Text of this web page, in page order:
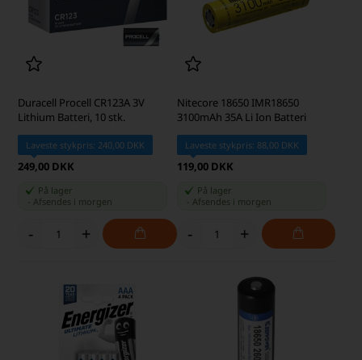
Duracell Procell CR123A 3V
Lithium Batteri, 10 stk.
Laveste stykpris: 240,00 DKK
249,00 DKK
På lager
-Afsendes i morgen
- +
Nitecore 18650 IMR18650
3100mAh 35A Li Ion Batteri
Laveste stykpris: 88,00 DKK
119,00 DKK
På lager
Afsendes i morgen
- +